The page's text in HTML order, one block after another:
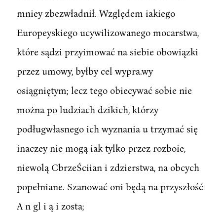
mniey zbezwładnił. Względem iakiego
Europeyskiego ucywilizowanego mocarstwa,
które sądzi przyimować na siebie obowiązki
przez umowy, byłby cel wypra.wy
osiągniętym; lecz tego obiecywać sobie nie
można po ludziach dzikich, którzy
podługwłasnego ich wyznania u trzymać się
inaczey nie mogą iak tylko przez rozboie,
niewolą CbrzeŚciian i zdzierstwa, na obcych
popełniane. Szanować oni będą na przyszłość
A n gl i ą i zosta;